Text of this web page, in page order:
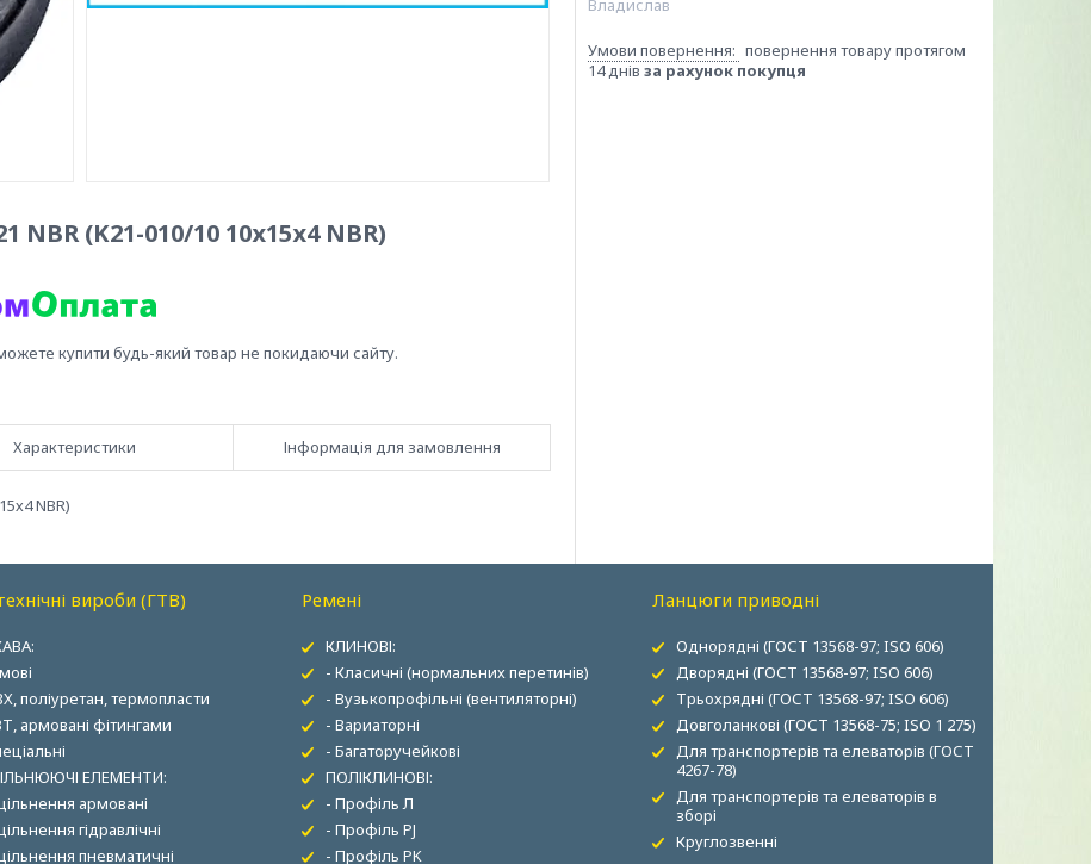
(K21-010/10 10х15х4 NBR)
купити будь-який товар не покидаючи сайту.
Характеристики Інформація для замовлення
NBR)
Владислав
повернення товару протягом
14 днів за рахунок покупця
вироби (ГТВ)
поліуретан, термопласти
армовані фітингами
ЕЛЕМЕНТИ:
армовані
гідравлічні
пневматичні
Ремені
КЛИНОВІ:
- Класичні (нормальних перетинів)
- Вузькопрофільні (вентиляторні)
- Вариаторні
- Багаторучейкові
ПОЛІКЛИНОВІ:
- Профіль Л
- Профіль PJ
- Профіль PK
Ланцюги приводні
Однорядні (ГОСТ 13568-97; ISO 606)
Дворядні (ГОСТ 13568-97; ISO 606)
Трьохрядні (ГОСТ 13568-97; ISO 606)
Довголанкові (ГОСТ 13568-75; ISO 1 275)
Для транспортерів та елеваторів (ГОСТ
4267-78)
Для транспортерів та елеваторів в
зборі
Круглозвенні